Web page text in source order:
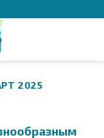
2025